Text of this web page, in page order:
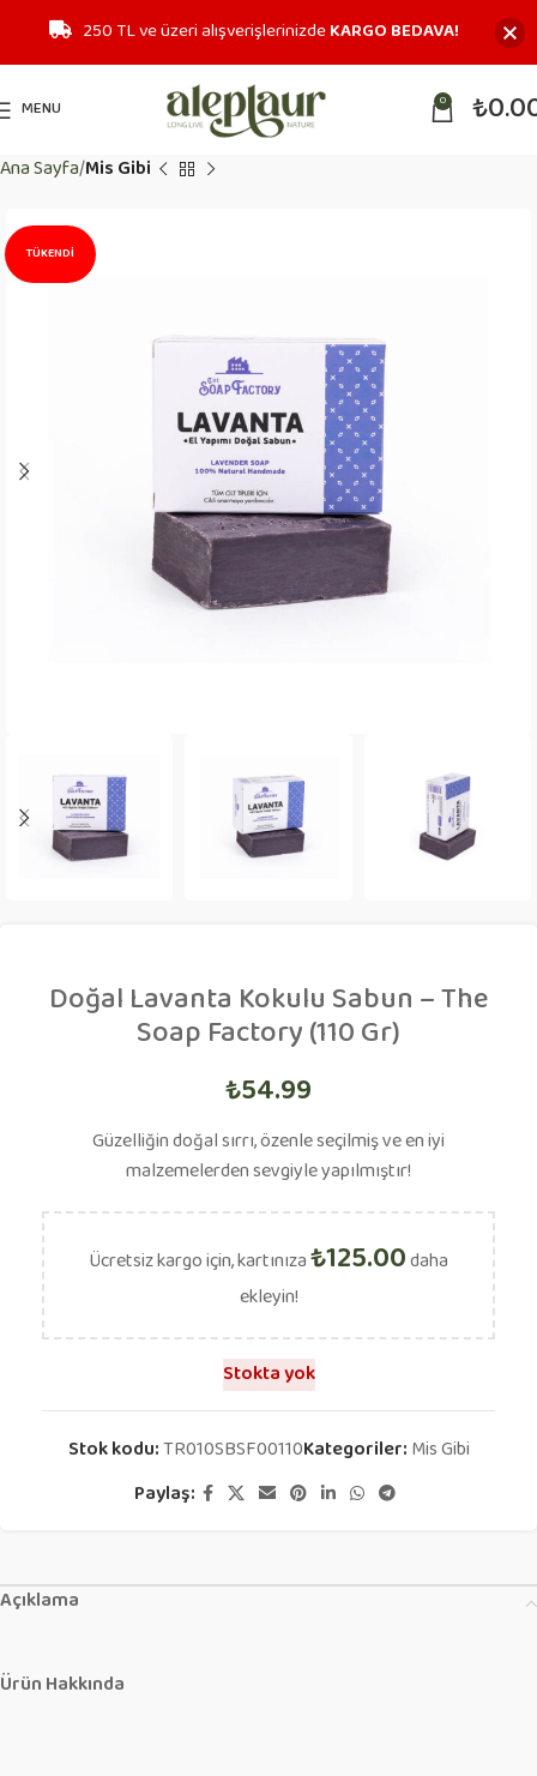
MENU 0 ₺
Ana Sayfa Mis Gibi
TÜKENDI
Doğal Lavanta Kokulu Sabun – The
Soap Factory (110 Gr)
₺54.99
Güzelliğin doğal sırrı, özenle seçilmiş ve en iyi
malzemelerden sevgiyle yapılmıştır!
Ücretsiz kargo için, kartınıza₺125.00daha
ekleyin!
Stokta yok
Stok kodu:TR010SBSF00110Kategoriler:Mis Gibi
Paylaş:
Açıklama
Ürün Hakkında
250 TL ve üzeri alışverişlerinizdeKARGO BEDAVA!